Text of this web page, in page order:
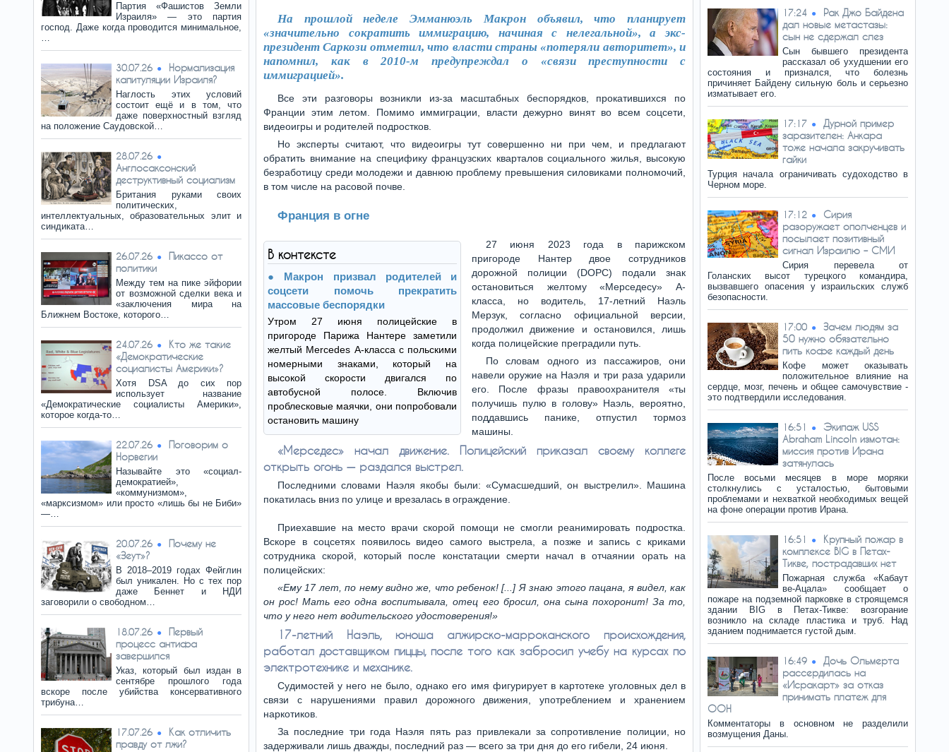
Партия «Фашистов Земли
Израиля» — это партия
господ. Даже когда проводится минимальное,
…
30.07.26
Нормализация
капитуляции Израиля?
Наглость этих условий
состоит ещё и в том, что
даже поверхностный взгляд
на положение Саудовской…
28.07.26
Англосаксонский
деструктивный социализм
Британия руками своих
политических,
интеллектуальных, образовательных элит и
синдиката…
26.07.26
Пикассо от
политики
Между тем на пике эйфории
от возможной сделки века и
«заключения мира на
Ближнем Востоке, которого…
24.07.26
Кто же такие
«Демократические
социалисты Америки»?
Хотя DSA до сих пор
использует название
«Демократические социалисты Америки»,
которое когда-то…
22.07.26
Поговорим о
Норвегии
Называйте это «социал-
демократией»,
«коммунизмом»,
«марксизмом» или просто «лишь бы не Биби»
—…
20.07.26
Почему не
«Зеут»?
В 2018–2019 годах Фейглин
был уникален. Но с тех пор
даже Беннет и НДИ
заговорили о свободном…
18.07.26
Первый
процесс антифа
завершился
Указ, который был издан в
сентябре прошлого года
вскоре после убийства консервативного
трибуна…
17.07.26
Как отличить
правду от лжи?
На прошлой неделе Эмманюэль Макрон объявил, что планирует
«значительно сократить иммиграцию, начиная с нелегальной», а экс-
президент Саркози отметил, что власти страны «потеряли авторитет», и
напомнил, как в 2010-м предупреждал о «связи преступности с
иммиграцией».
Все эти разговоры возникли из-за масштабных беспорядков, прокатившихся по
Франции этим летом. Помимо иммиграции, власти дежурно винят во всем соцсети,
видеоигры и родителей подростков.
Но эксперты считают, что видеоигры тут совершенно ни при чем, и предлагают
обратить внимание на специфику французских кварталов социального жилья, высокую
безработицу среди молодежи и давнюю проблему превышения силовиками полномочий,
в том числе на расовой почве.
Франция в огне
В контексте
Макрон призвал родителей и
соцсети помочь прекратить
массовые беспорядки
Утром 27 июня полицейские в
пригороде Парижа Нантере заметили
желтый Mercedes А-класса с польскими
номерными знаками, который на
высокой скорости двигался по
автобусной полосе. Включив
проблесковые маячки, они попробовали
остановить машину
27 июня 2023 года в парижском
пригороде Нантер двое сотрудников
дорожной полиции (DOPC) подали знак
остановиться желтому «Мерседесу» А-
класса, но водитель, 17-летний Наэль
Мерзук, согласно официальной версии,
продолжил движение и остановился, лишь
когда полицейские преградили путь.
По словам одного из пассажиров, они
навели оружие на Наэля и три раза ударили
его. После фразы правоохранителя «ты
получишь пулю в голову» Наэль, вероятно,
поддавшись панике, отпустил тормоз
машины.
«Мерседес» начал движение. Полицейский приказал своему коллеге
открыть огонь — раздался выстрел.
Последними словами Наэля якобы были: «Сумасшедший, он выстрелил». Машина
покатилась вниз по улице и врезалась в ограждение.
Приехавшие на место врачи скорой помощи не смогли реанимировать подростка.
Вскоре в соцсетях появилось видео самого выстрела, а позже и запись с криками
сотрудника скорой, который после констатации смерти начал в отчаянии орать на
полицейских:
«Ему 17 лет, по нему видно же, что ребенок! [...] Я знаю этого пацана, я видел, как
он рос! Мать его одна воспитывала, отец его бросил, она сына похоронит! За то,
что у него нет водительского удостоверения!»
17-летний Наэль, юноша алжирско-марроканского происхождения,
работал доставщиком пиццы, после того как забросил учебу на курсах по
электротехнике и механике.
Судимостей у него не было, однако его имя фигурирует в картотеке уголовных дел в
связи с нарушениями правил дорожного движения, употреблением и хранением
наркотиков.
За последние три года Наэля пять раз привлекали за сопротивление полиции, но
задерживали лишь дважды, последний раз — всего за три дня до его гибели, 24 июня.
17:24
Рак Джо Байдена
дал новые метастазы:
сын не сдержал слез
Сын бывшего президента
рассказал об ухудшении его
состояния и признался, что болезнь
причиняет Байдену сильную боль и серьезно
изматывает его.
17:17
Дурной пример
заразителен: Анкара
тоже начала закручивать
гайки
Турция начала ограничивать судоходство в
Черном море.
17:12
Сирия
разоружает ополченцев и
посылает позитивный
сигнал Израилю – СМИ
Сирия перевела от
Голанских высот турецкого командира,
вызвавшего опасения у израильских служб
безопасности.
17:00
Зачем людям за
50 нужно обязательно
пить кофе каждый день
Кофе может оказывать
положительное влияние на
сердце, мозг, печень и общее самочувствие -
это подтвердили исследования.
16:51
Экипаж USS
Abraham Lincoln измотан:
миссия против Ирана
затянулась
После восьми месяцев в море моряки
столкнулись с усталостью, бытовыми
проблемами и нехваткой необходимых вещей
на фоне операции против Ирана.
16:51
Крупный пожар в
комплексе BIG в Петах-
Тикве, пострадавших нет
Пожарная служба «Кабаут
ве-Ацала» сообщает о
пожаре на подземной парковке в строящемся
здании BIG в Петах-Тикве: возгорание
возникло на складе пластика и труб. Над
зданием поднимается густой дым.
16:49
Дочь Ольмерта
рассердилась на
«Исракарт» за отказ
принимать платеж для
ООН
Комментаторы в основном не разделили
возмущения Даны.